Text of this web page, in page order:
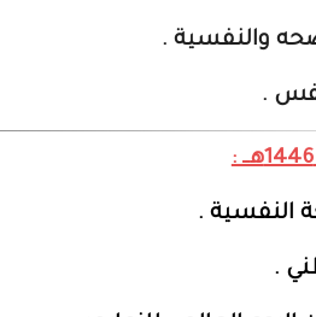
والنفسية .
.
النفسية .
.